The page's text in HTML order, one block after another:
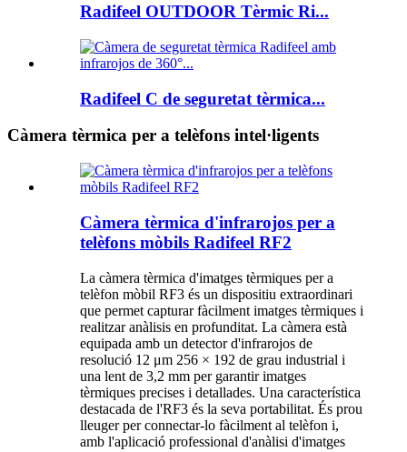
Radifeel OUTDOOR Tèrmic Ri...
Radifeel C de seguretat tèrmica...
Càmera tèrmica per a telèfons intel·ligents
Càmera tèrmica d'infrarojos per a
telèfons mòbils Radifeel RF2
La càmera tèrmica d'imatges tèrmiques per a
telèfon mòbil RF3 és un dispositiu extraordinari
que permet capturar fàcilment imatges tèrmiques i
realitzar anàlisis en profunditat. La càmera està
equipada amb un detector d'infrarojos de
resolució 12 μm 256 × 192 de grau industrial i
una lent de 3,2 mm per garantir imatges
tèrmiques precises i detallades. Una característica
destacada de l'RF3 és la seva portabilitat. És prou
lleuger per connectar-lo fàcilment al telèfon i,
amb l'aplicació professional d'anàlisi d'imatges